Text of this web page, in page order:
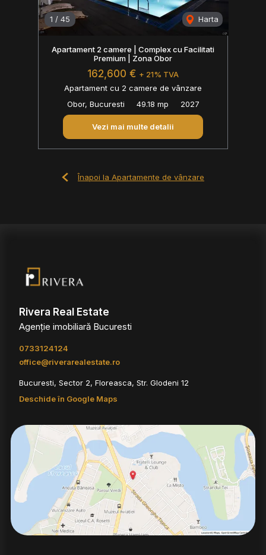
1 / 45 Harta
Apartament 2 camere | Complex cu Facilitati
Premium | Zona Obor
162,600 € + 21% TVA
Apartament cu 2 camere de vânzare
Obor, Bucuresti
49.18 mp 2027
Vezi mai multe detalii
Înapoi la Apartamente de vânzare
Rivera Real Estate
Agenție imobiliară Bucuresti
0733124124
office@riverarealestate.ro
Bucuresti, Sector 2, Floreasca, Str. Glodeni 12
Deschide în Google Maps